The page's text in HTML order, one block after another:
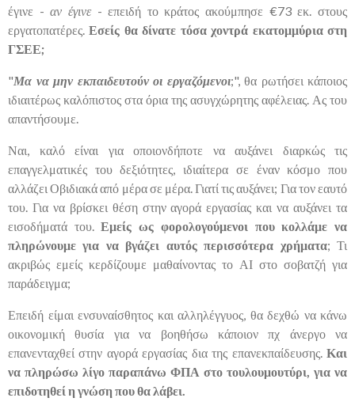
έγινε -αν έγινε- επειδή το κράτος ακούμπησε €73 εκ. στους
εργατοπατέρες.Εσείς θα δίνατε τόσα χοντρά εκατομμύρια στη
ΓΣΕΕ;
"Μα να μην εκπαιδευτούν οι εργαζόμενοι;", θα ρωτήσει κάποιος
ιδιαιτέρως καλόπιστος στα όρια της ασυγχώρητης αφέλειας. Ας του
απαντήσουμε.
Ναι, καλό είναι για οποιονδήποτε να αυξάνει διαρκώς τις
επαγγελματικές του δεξιότητες, ιδιαίτερα σε έναν κόσμο που
αλλάζει Οβιδιακά από μέρα σε μέρα. Γιατί τις αυξάνει; Για τον εαυτό
του. Για να βρίσκει θέση στην αγορά εργασίας και να αυξάνει τα
εισοδήματά του. Εμείς ως φορολογούμενοι που κολλάμε να
πληρώνουμε για να βγάζει αυτός περισσότερα χρήματα; Τι
ακριβώς εμείς κερδίζουμε μαθαίνοντας το ΑΙ στο σοβατζή για
παράδειγμα;
Επειδή είμαι ενσυναίσθητος και αλληλέγγυος, θα δεχθώ να κάνω
οικονομική θυσία για να βοηθήσω κάποιον πχ άνεργο να
επανενταχθεί στην αγορά εργασίας δια της επανεκπαίδευσης. Και
να πληρώσω λίγο παραπάνω ΦΠΑ στο τουλουμουτύρι, για να
επιδοτηθεί η γνώση που θα λάβει.